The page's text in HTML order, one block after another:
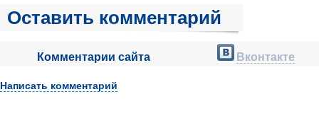
Оставить комментарий
Комментарии сайта Вконтакте
Написать комментарий